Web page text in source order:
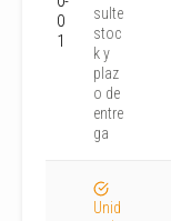
0
1
sulte
stoc
k y
plaz
o de
entre
ga
Unid